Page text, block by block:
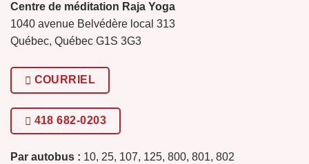
Centre de méditation Raja Yoga
1040 avenue Belvédère local 313
Québec, Québec G1S 3G3
COURRIEL
418 682-0203
Par autobus : 10, 25, 107, 125, 800, 801, 802